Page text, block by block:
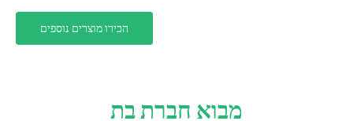
הכירו מוצרים נוספים
מבוא חברת בת